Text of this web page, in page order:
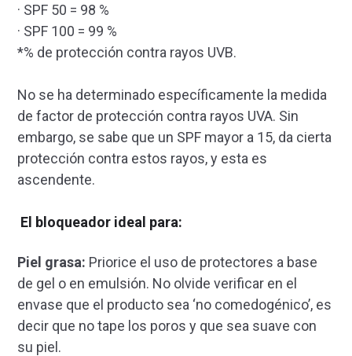
· SPF 50 = 98 %
· SPF 100 = 99 %
*% de protección contra rayos UVB.
No se ha determinado específicamente la medida
de factor de protección contra rayos UVA. Sin
embargo, se sabe que un SPF mayor a 15, da cierta
protección contra estos rayos, y esta es
ascendente.
El bloqueador ideal para:
Piel grasa: Priorice el uso de protectores a base
de gel o en emulsión. No olvide verificar en el
envase que el producto sea ‘no comedogénico’, es
decir que no tape los poros y que sea suave con
su piel.